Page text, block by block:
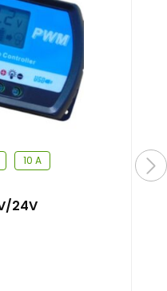
10 A
24V